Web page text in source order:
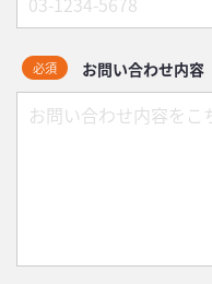
お問い合わせ内容
必須